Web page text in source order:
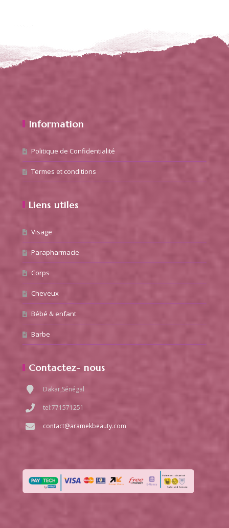
Information
Politique de Confidentialité
Termes et conditions
Liens utiles
Visage
Parapharmacie
Corps
Cheveux
Bébé & enfant
Barbe
Contactez- nous
Dakar,Sénégal
tel:771571251
contact@aramekbeauty.com